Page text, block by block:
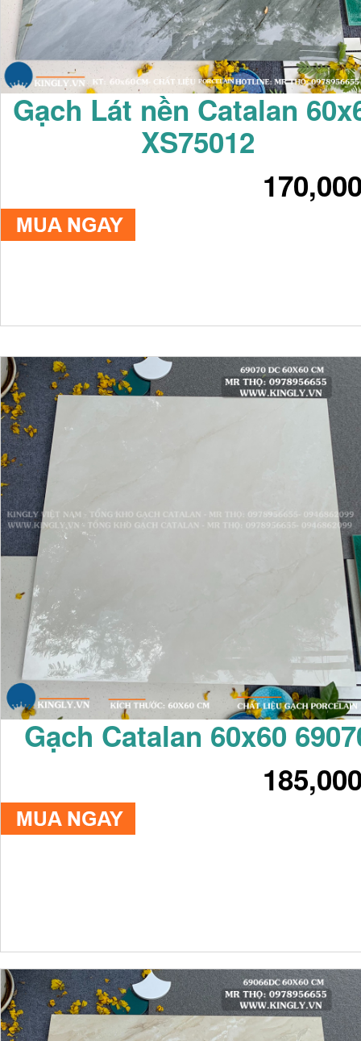
Gạch Lát nền Catalan
XS75012
Gạch Catalan 60x60